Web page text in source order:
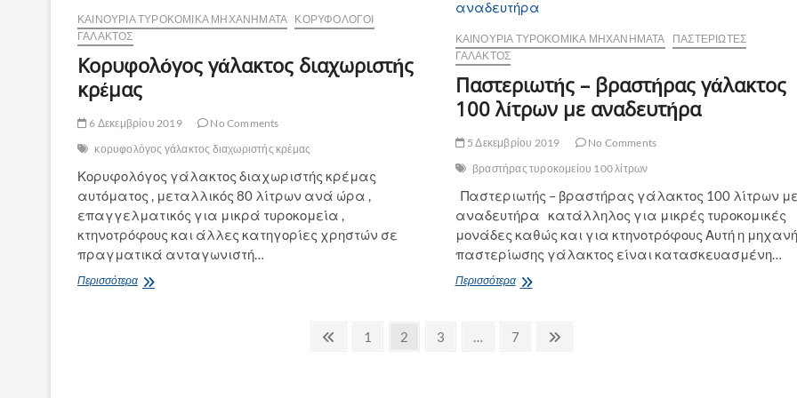
ΚΑΙΝΟΎΡΙΑ ΤΥΡΟΚΟΜΙΚΆ ΜΗΧΑΝΉΜΑΤΑ ΚΟΡΥΦΟΛΌΓΟΙ
ΓΆΛΑΚΤΟΣ
Κορυφολόγος γάλακτος διαχωριστής
κρέμας
6 Δεκεμβρίου 2019
No Comments
κορυφολόγος γάλακτος διαχωριστής κρέμας
Κορυφολόγος γάλακτος διαχωριστής κρέμας
αυτόματος , μεταλλικός 80 λίτρων ανά ώρα ,
επαγγελματικός για μικρά τυροκομεία ,
κτηνοτρόφους και άλλες κατηγορίες χρηστών σε
πραγματικά ανταγωνιστή…
ΠερισσότεραΚορυφολόγος
ΚΑΙΝΟΎΡΙΑ ΤΥΡΟΚΟΜΙΚΆ ΜΗΧΑΝΉΜΑΤΑ
ΠΑΣΤΕΡΙΩΤΈΣ
ΓΆΛΑΚΤΟΣ
Παστεριωτής – βραστήρας γάλακτος
100 λίτρων με αναδευτήρα
5 Δεκεμβρίου 2019
No Comments
βραστήρας τυροκομείου 100 λίτρων
Παστεριωτής – βραστήρας γάλακτος 100 λίτρων
αναδευτήρα κατάλληλος για μικρές τυροκομικές
μονάδες καθώς και για κτηνοτρόφους Αυτή η μηχανή
παστερίωσης γάλακτος είναι κατασκευασμένη…
ΠερισσότεραΠαστεριωτής
100
Previous
Page
1 Page
2 Page
3 … Page
7